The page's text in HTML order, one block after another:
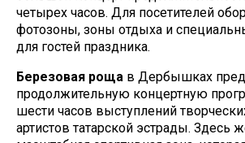
четырех часов. Для посетителей
фотозоны, зоны отдыха и
для гостей праздника.
Березовая роща в Дербышках
продолжительную концертную
шести часов выступлений
артистов татарской эстрады. Здесь